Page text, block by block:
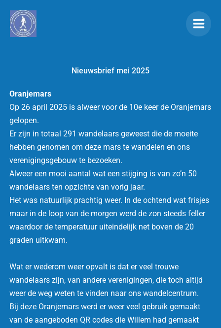
naar
Nieuwsbrief mei 2025
Oranjemars
Op 26 april 2025 is alweer voor de 10e keer de Oranjemars
gelopen.
Er zijn in totaal 291 wandelaars geweest die de moeite
hebben genomen om deze mars te wandelen en ons
verenigingsgebouw te bezoeken.
Alweer een mooi aantal wat een stijging is van zo’n 50
wandelaars ten opzichte van vorig jaar.
Het was natuurlijk prachtig weer. In de ochtend wat frisjes
maar in de loop van de morgen werd de zon steeds feller
waardoor de temperatuur uiteindelijk net boven de 20
graden uitkwam.
Wat er wederom weer opvalt is dat er veel trouwe
wandelaars zijn, van andere verenigingen, die toch altijd
weer de weg weten te vinden naar ons wandelcentrum.
Bij deze Oranjemars werd er weer veel gebruik gemaakt
van de aangeboden QR codes die Willem had gemaakt